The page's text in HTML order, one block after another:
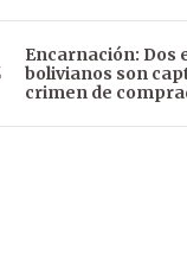
Encarnación: Dos
bolivianos son
crimen de